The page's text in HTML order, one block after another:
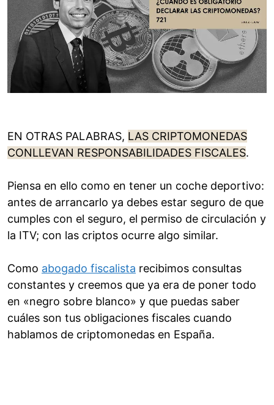
EN OTRAS PALABRAS, LAS CRIPTOMONEDAS
CONLLEVAN RESPONSABILIDADES FISCALES.
Piensa en ello como en tener un coche deportivo:
antes de arrancarlo ya debes estar seguro de que
cumples con el seguro, el permiso de circulación y
la ITV; con las criptos ocurre algo similar.
Como abogado fiscalista recibimos consultas
constantes y creemos que ya era de poner todo
en «negro sobre blanco» y que puedas saber
cuáles son tus obligaciones fiscales cuando
hablamos de criptomonedas en España.